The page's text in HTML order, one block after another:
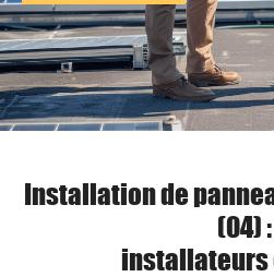
Installation de
(04) :